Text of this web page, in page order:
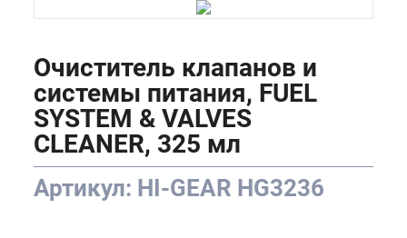
Очиститель клапанов и
системы питания, FUEL
SYSTEM & VALVES
CLEANER, 325 мл
Артикул: HI-GEAR HG3236